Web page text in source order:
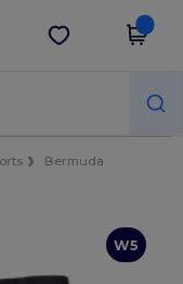
Hent app
Bermuda
W5